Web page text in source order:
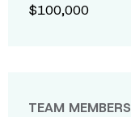
$100,000
TEAM MEMBERS